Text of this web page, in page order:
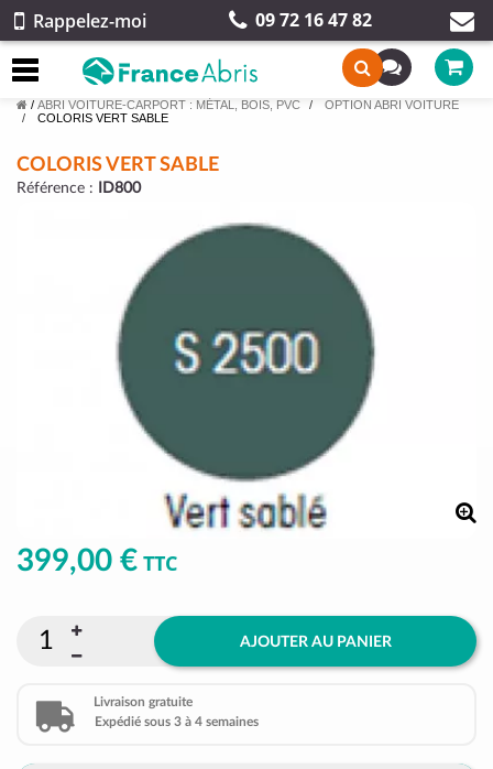
Rappelez-moi 09 72 16 47 82
/ ABRI VOITURE-CARPORT : MÉTAL, BOIS, PVC
OPTION ABRI VOITURE
COLORIS VERT SABLE
COLORIS VERT SABLE
Référence : ID800
399,00 € TTC
AJOUTER AU PANIER
Livraison gratuite
Expédié sous 3 à 4 semaines